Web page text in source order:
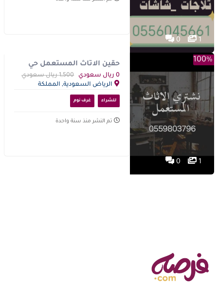
1
0
100%
1
0
حقين الاثاث المستعمل حي
ظهرة لبن 0559803796
0 ريال سعودي
1,500 ريال سعودي
الرياض السعودية, المملكة
العربية السعودية
للشراء غرف نوم
تم النشر منذ سنة واحدة